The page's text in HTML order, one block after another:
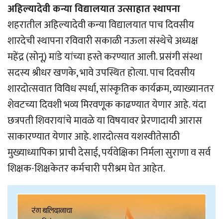
अहिल्यादेवी कन्या विद्यालयात उत्साहात स्थापना
शहरातील अहिल्यादेवी कन्या विद्यालयात पाच दिवसीय
शारदेची स्थापना रविवारी सकाळी नऊला संस्थेचे अध्यक्ष
महेंद्र (सोनू) मांडे यांच्या हस्ते करण्यात आली. प्रसंगी संस्था
सदस्य श्रीधर खणके, भावे उपस्थित होत्या. पाच दिवसीय
शारदोत्सवात विविध स्पर्धा, सांस्कृतिक कार्यक्रम, व्याख्यानतर
शेवटच्या दिवशी भव्य मिरवणूक काढण्यात येणार आहे. यंदा
छत्रपती शिवरायांचे मावळे या विषयावर प्रेरणादायी आरास
साकारण्यात येणार आहे. शारदोत्सव यशस्वीतेसाठी
मुख्याध्यापिका प्राची देसाई, पर्यवेक्षिका निर्मला सुराणा व सर्व
शिक्षक-शिक्षकेतर कर्मचारी परीश्रम घेत आहेत.